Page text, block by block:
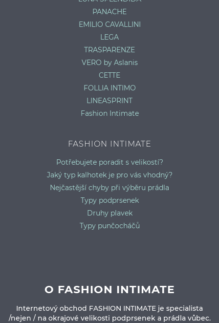
PANACHE
EMILIO CAVALLINI
LEGA
TRASPARENZE
VERO by Aslanis
CETTE
FOLLIA INTIMO
LINEASPRINT
Fashion Intimate
FASHION INTIMATE
Potřebujete poradit s velikostí?
Jaký typ kalhotek je pro vás vhodný?
Nejčastější chyby při výběru prádla
Typy podprsenek
Druhy plavek
Typy punčocháčů
O FASHION INTIMATE
Internetový obchod FASHION INTIMATE je specialista
/nejen / na okrajové velikosti podprsenek a prádla vůbec.